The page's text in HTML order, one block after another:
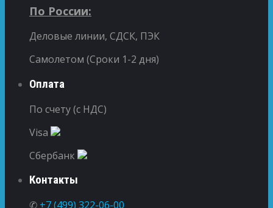
По России:
Деловые линии, СДСК, ПЭК
Самолетом (Сроки 1-2 дня)
Оплата
По счету (с НДС)
Visa
Сбербанк
Контакты
✆ +7 (499) 322-06-00